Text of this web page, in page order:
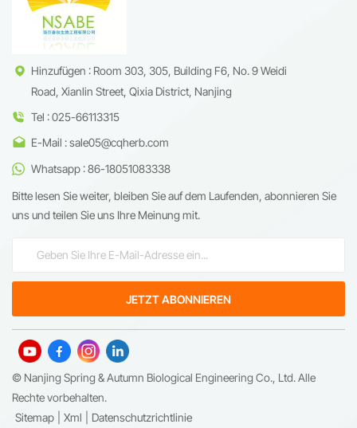
Hinzufügen : Room 303, 305, Building F6, No. 9 Weidi
Road, Xianlin Street, Qixia District, Nanjing
Tel : 025-66113315
E-Mail : sale05@cqherb.com
Whatsapp : 86-18051083338
Bitte lesen Sie weiter, bleiben Sie auf dem Laufenden, abonnieren Sie
uns und teilen Sie uns Ihre Meinung mit.
© Nanjing Spring & Autumn Biological Engineering Co., Ltd. Alle
Rechte vorbehalten.
Sitemap
Xml Datenschutzrichtlinie